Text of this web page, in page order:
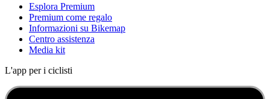
Esplora Premium
Premium come regalo
Informazioni su Bikemap
Centro assistenza
Media kit
L'app per i ciclisti